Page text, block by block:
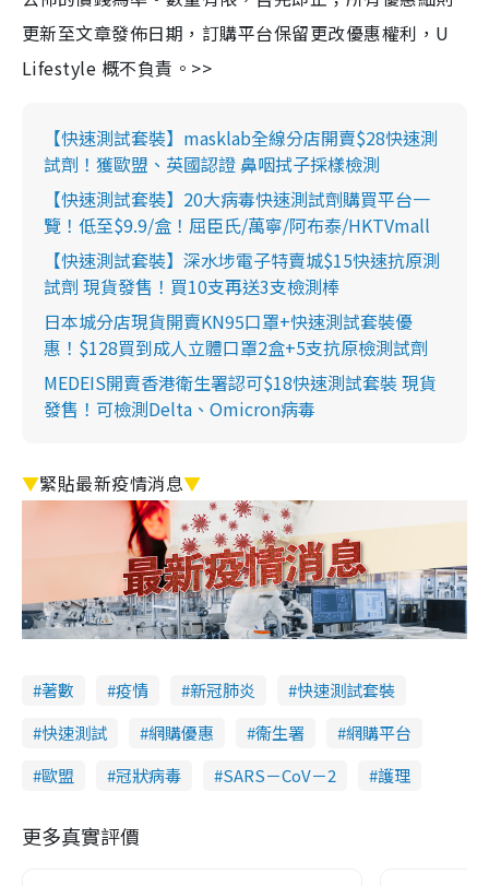
更新至文章發佈日期，訂購平台保留更改優惠權利，U
Lifestyle 概不負責。>>
【快速測試套裝】masklab全線分店開賣$28快速測
試劑！獲歐盟、英國認證 鼻咽拭子採樣檢測
【快速測試套裝】20大病毒快速測試劑購買平台一
覽！低至$9.9/盒！屈臣氏/萬寧/阿布泰/HKTVmall
【快速測試套裝】深水埗電子特賣城$15快速抗原測
試劑 現貨發售！買10支再送3支檢測棒
日本城分店現貨開賣KN95口罩+快速測試套裝優
惠！$128買到成人立體口罩2盒+5支抗原檢測試劑
MEDEIS開賣香港衛生署認可$18快速測試套裝 現貨
發售！可檢測Delta、Omicron病毒
▼緊貼最新疫情消息▼
著數 疫情 新冠肺炎
快速測試套裝
快速測試
網購優惠 衞生署
網購平台
歐盟
冠狀病毒 SARS－CoV－2 護理
更多真實評價